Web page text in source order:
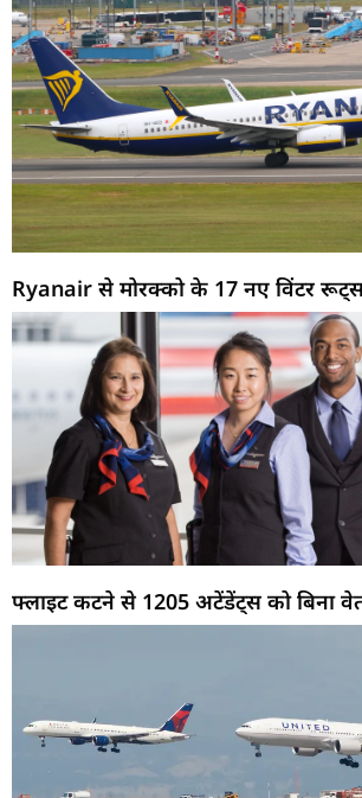
Ryanair से मोरक्को के 17 नए विंटर
फ्लाइट कटने से 1205 अटेंडेंट्स को बिना